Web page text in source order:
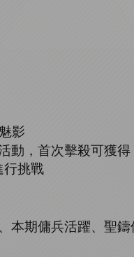
影
動，首次擊殺可獲
行挑戰
本期傭兵活躍、聖